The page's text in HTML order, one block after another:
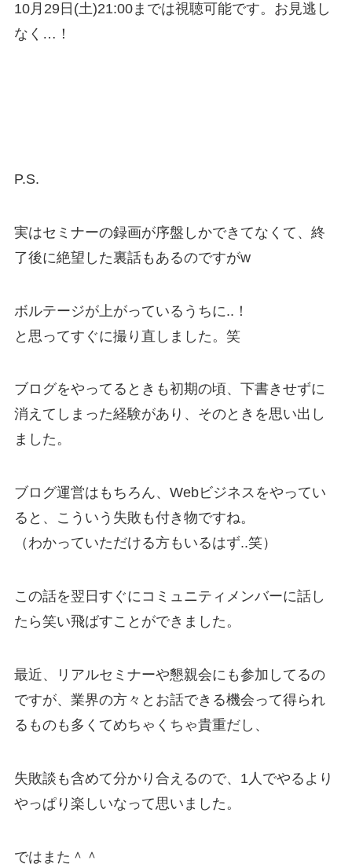
10月29日(土)21:00までは視聴可能です。お見逃し
なく…！
P.S.
実はセミナーの録画が序盤しかできてなくて、終
了後に絶望した裏話もあるのですがw
ボルテージが上がっているうちに..！
と思ってすぐに撮り直しました。笑
ブログをやってるときも初期の頃、下書きせずに
消えてしまった経験があり、そのときを思い出し
ました。
ブログ運営はもちろん、Webビジネスをやってい
ると、こういう失敗も付き物ですね。
（わかっていただける方もいるはず..笑）
この話を翌日すぐにコミュニティメンバーに話し
たら笑い飛ばすことができました。
最近、リアルセミナーや懇親会にも参加してるの
ですが、業界の方々とお話できる機会って得られ
るものも多くてめちゃくちゃ貴重だし、
失敗談も含めて分かり合えるので、1人でやるより
やっぱり楽しいなって思いました。
ではまた＾＾